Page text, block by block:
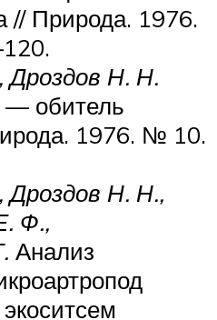
// Природа. 1976.
Н. Н.
— обитель
1976. № 10.
Н. Н.,
Ф.,
Анализ